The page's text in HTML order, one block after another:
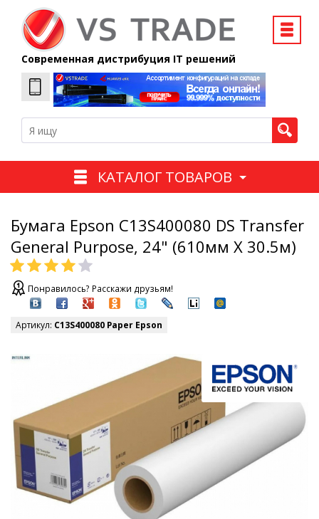
Современная дистрибуция IT решений
КАТАЛОГ ТОВАРОВ
Бумага Epson C13S400080 DS Transfer
General Purpose, 24" (610мм X 30.5м)
Понравилось? Расскажи друзьям!
Артикул: C13S400080 Paper Epson